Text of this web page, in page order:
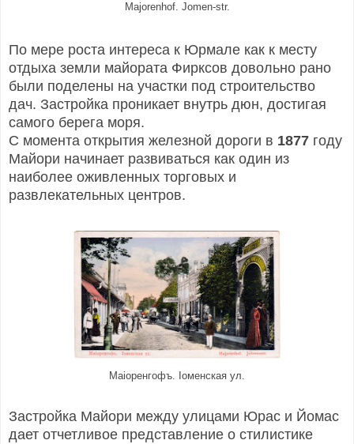
Majorenhof. Jomen-str.
По мере роста интереса к Юрмале как к месту
отдыха земли майората Фирксов довольно рано
были поделены на участки под строительство
дач. Застройка проникает внутрь дюн, достигая
самого берега моря.
С момента открытия железной дороги в 1877 году
Майори начинает развиваться как один из
наиболее оживленных торговых и
развлекательных центров.
Маiоренгофъ. Iоменская ул.
Застройка Майори между улицами Юрас и Йомас
дает отчетливое представление о стилистике